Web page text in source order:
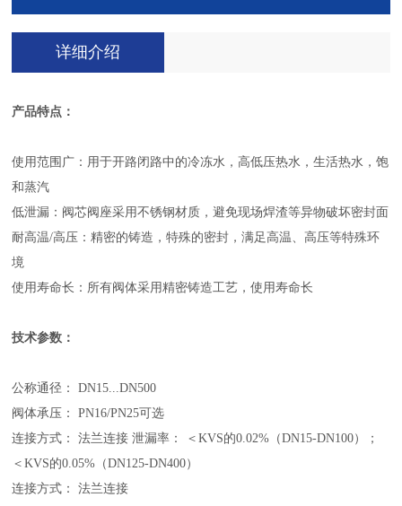
详细介绍
产品特点：
使用范围广：用于开路闭路中的冷冻水，高低压热水，生活热水，饱
和蒸汽
低泄漏：阀芯阀座采用不锈钢材质，避免现场焊渣等异物破坏密封面
耐高温/高压：精密的铸造，特殊的密封，满足高温、高压等特殊环
境
使用寿命长：所有阀体采用精密铸造工艺，使用寿命长
技术参数：
公称通径： DN15...DN500
阀体承压： PN16/PN25可选
连接方式： 法兰连接 泄漏率： ＜KVS的0.02%（DN15-DN100）；
＜KVS的0.05%（DN125-DN400）
连接方式： 法兰连接